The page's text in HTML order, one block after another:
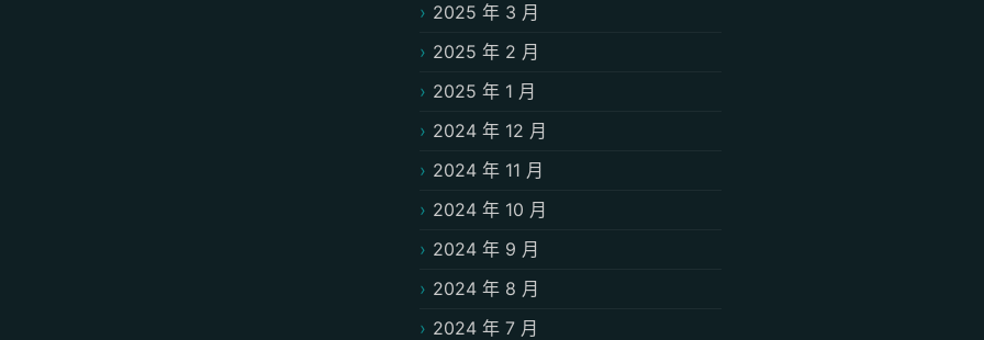
2025 年 3 月
2025 年 2 月
2025 年 1 月
2024 年 12 月
2024 年 11 月
2024 年 10 月
2024 年 9 月
2024 年 8 月
2024 年 7 月